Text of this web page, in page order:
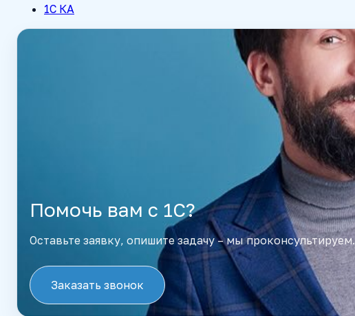
1С КА
Помочь вам с 1С?
Оставьте заявку, опишите задачу – мы проконсультируем.
Заказать звонок